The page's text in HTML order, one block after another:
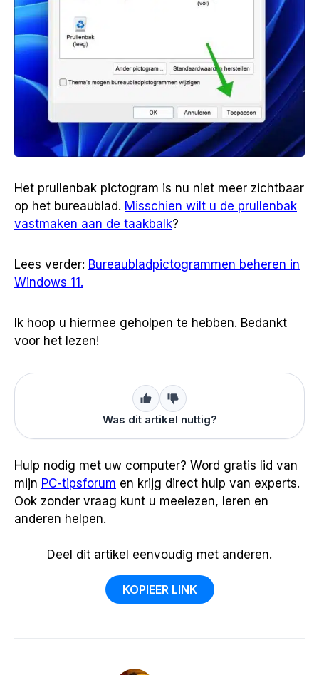
Het prullenbak pictogram is nu niet meer zichtbaar
op het bureaublad. Misschien wilt u de prullenbak
vastmaken aan de taakbalk?
Lees verder: Bureaubladpictogrammen beheren in
Windows 11.
Ik hoop u hiermee geholpen te hebben. Bedankt
voor het lezen!
Was dit artikel nuttig?
Hulp nodig met uw computer? Word gratis lid van
mijn PC-tipsforum en krijg direct hulp van experts.
Ook zonder vraag kunt u meelezen, leren en
anderen helpen.
Deel dit artikel eenvoudig met anderen.
KOPIEER LINK